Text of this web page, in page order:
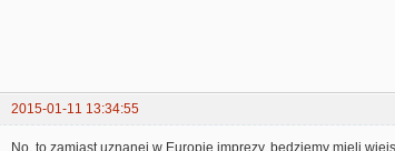
2015-01-11 13:34:55
No, to zamiast uznanej w Europie imprezy, będziemy mieli